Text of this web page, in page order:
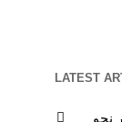
LATEST
نحو